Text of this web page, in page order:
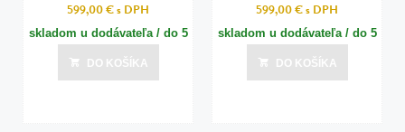
599,00 €s DPH
skladom u dodávateľa / do 5
dní
Posledná aktualizácia dnes o 07:00
DO KOŠÍKA
599,00 €s DPH
skladom u dodávateľa / do 5
dní
Posledná aktualizácia dnes o 07:00
DO KOŠÍKA